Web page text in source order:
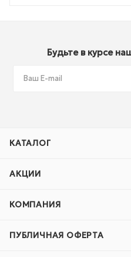
Будьте в курсе
КАТАЛОГ
АКЦИИ
КОМПАНИЯ
ПУБЛИЧНАЯ ОФЕРТА